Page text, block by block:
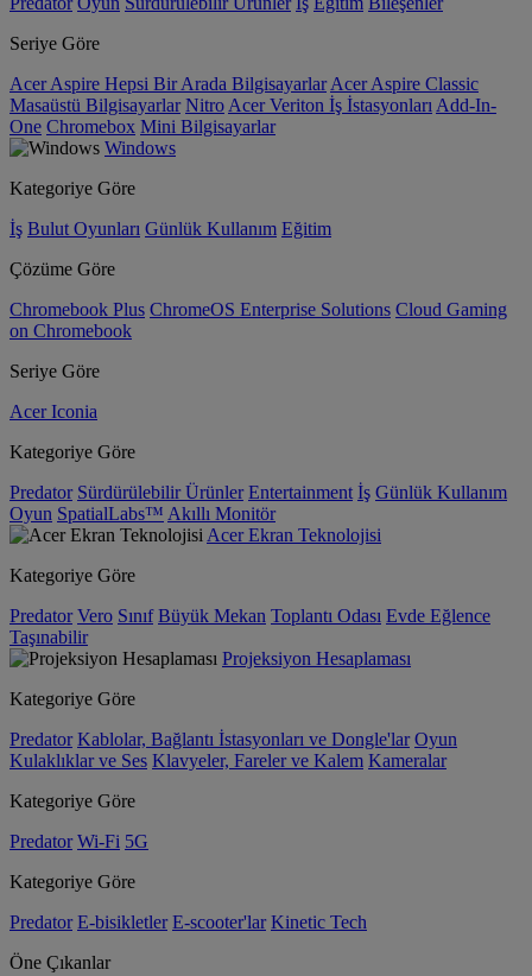
Seriye Göre
Acer Aspire Hepsi Bir Arada Bilgisayarlar Acer Aspire Classic
Masaüstü Bilgisayarlar Nitro Acer Veriton İş İstasyonları Add-In-
One Chromebox Mini Bilgisayarlar
Windows
Kategoriye Göre
İş Bulut Oyunları Günlük Kullanım Eğitim
Çözüme Göre
Chromebook Plus ChromeOS Enterprise Solutions Cloud Gaming
on Chromebook
Seriye Göre
Acer Iconia
Kategoriye Göre
Predator Sürdürülebilir Ürünler Entertainment İş Günlük Kullanım
Oyun SpatialLabs™ Akıllı Monitör
Acer Ekran Teknolojisi
Kategoriye Göre
Predator Vero Sınıf Büyük Mekan Toplantı Odası Evde Eğlence
Taşınabilir
Projeksiyon Hesaplaması
Kategoriye Göre
Predator Kablolar, Bağlantı İstasyonları ve Dongle'lar Oyun
Kulaklıklar ve Ses Klavyeler, Fareler ve Kalem Kameralar
Kategoriye Göre
Predator Wi-Fi 5G
Kategoriye Göre
Predator E-bisikletler E-scooter'lar Kinetic Tech
Öne Çıkanlar